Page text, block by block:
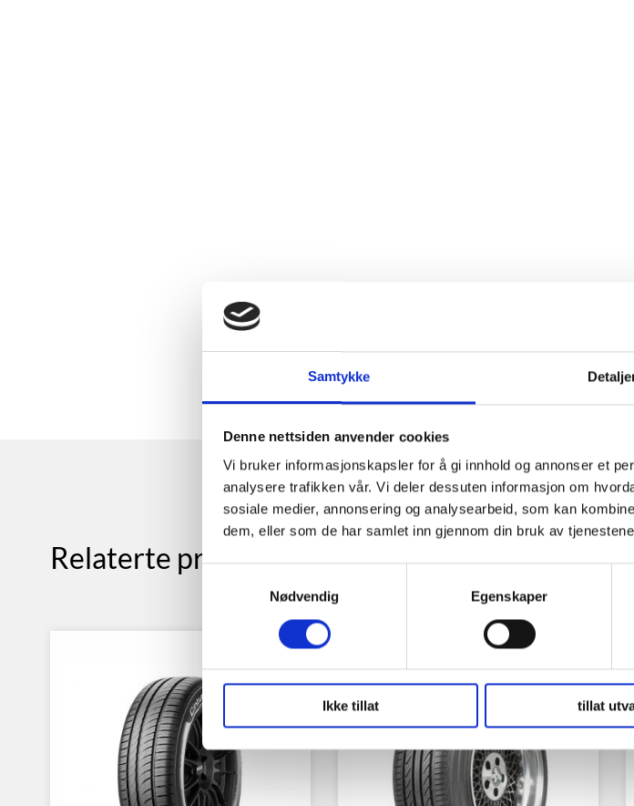
Samtykke
Denne nettsiden anvender cookies
Vi bruker informasjonskapsler for å gi innhold og annonser et
analysere trafikken vår. Vi deler dessuten informasjon om
sosiale medier, annonsering og analysearbeid, som kan
dem, eller som de har samlet inn gjennom din bruk av
Nødvendig
Egenskaper
Ikke tillat tillat
Relaterte produkter